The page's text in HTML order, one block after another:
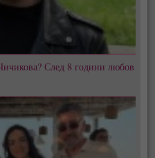
След 8 години любов